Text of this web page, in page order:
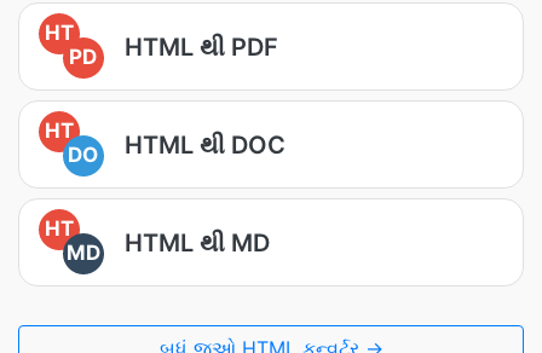
HT
PD
HTML થી PDF
HT
DO
HTML થી DOC
HT
MD
HTML થી MD
બધું જુઓ HTML કન્વર્ટર →